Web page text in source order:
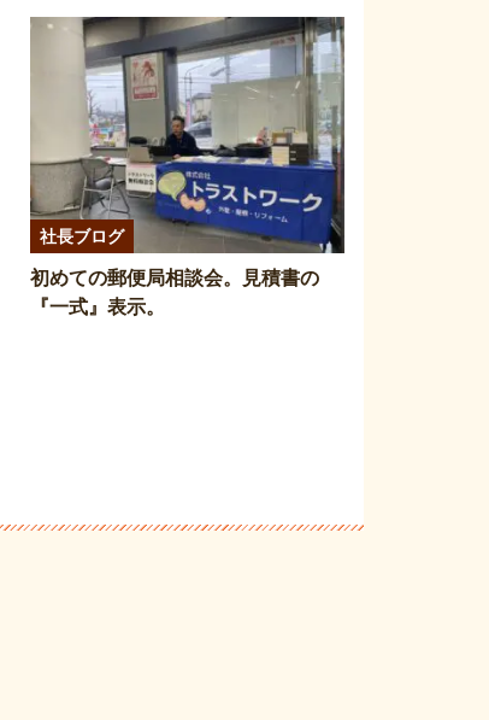
社長ブログ
初めての郵便局相談会。見積書の
『一式』表示。